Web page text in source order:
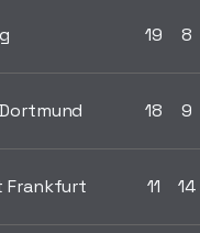
19 8
18 9
Frankfurt 11 14